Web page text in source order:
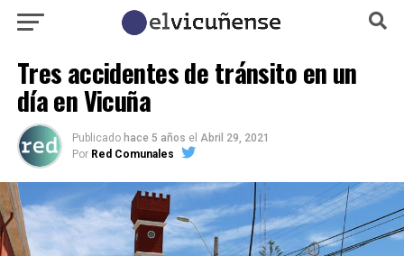
Tres accidentes de tránsito en un
día en Vicuña
Publicado hace 5 años el Abril 29, 2021
Por Red Comunales